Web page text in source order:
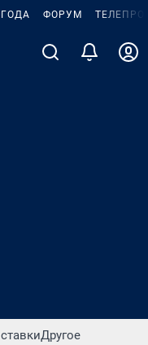
ФОРУМ
Другое